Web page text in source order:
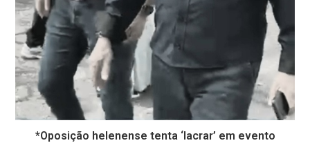
*Oposição helenense tenta ‘lacrar’ em evento